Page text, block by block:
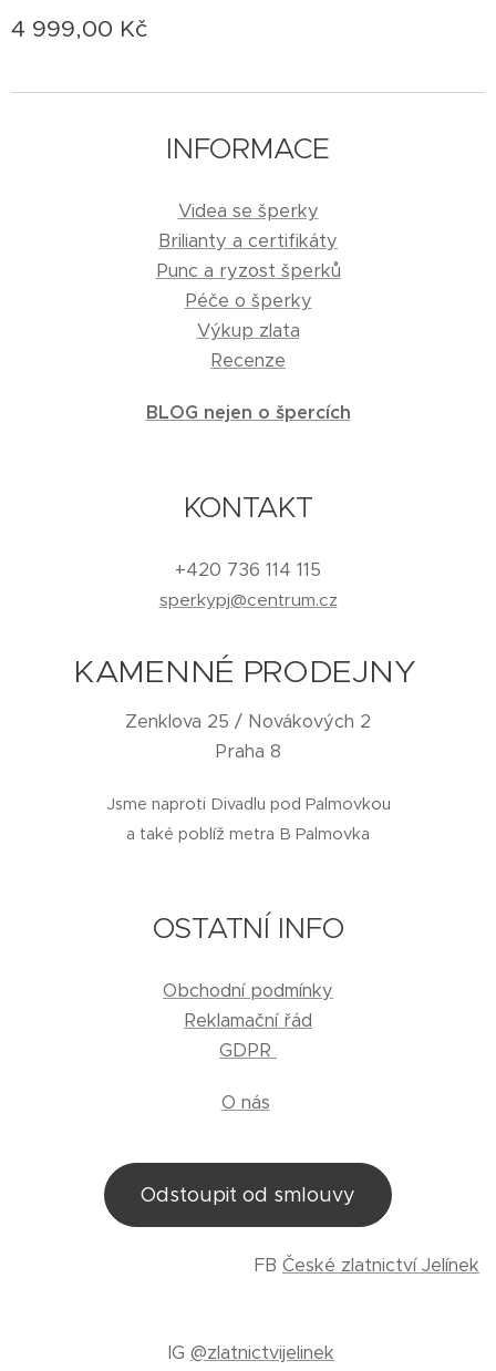
4 999,00 Kč
INFORMACE
Videa se šperky
Brilianty a certifikáty
Punc a ryzost šperků
Péče o šperky
Výkup zlata
Recenze
BLOG nejen o špercích
KONTAKT
+420 736 114 115
sperkypj@centrum.cz
KAMENNÉ PRODEJNY
Zenklova 25 / Novákových 2
Praha 8
Jsme naproti Divadlu pod Palmovkou
a také poblíž metra B Palmovka
OSTATNÍ INFO
Obchodní podmínky
Reklamační řád
GDPR
O nás
Odstoupit od smlouvy
FB České zlatnictví Jelínek
IG @zlatnictvijelinek